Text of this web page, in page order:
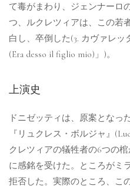
て毒がまわり、ジェンナーロ
つ、ルクレツィアは、この若
白し、卒倒した(3. カヴァレ
(Era desso il figlio mio)」)。
上演史
ドニゼッティは、原案となっ
『リュクレス・ボルジャ』
クレツィアの犠牲者の6つの
に感銘を受けた。ところがミ
拒否した。実際のところ、こ